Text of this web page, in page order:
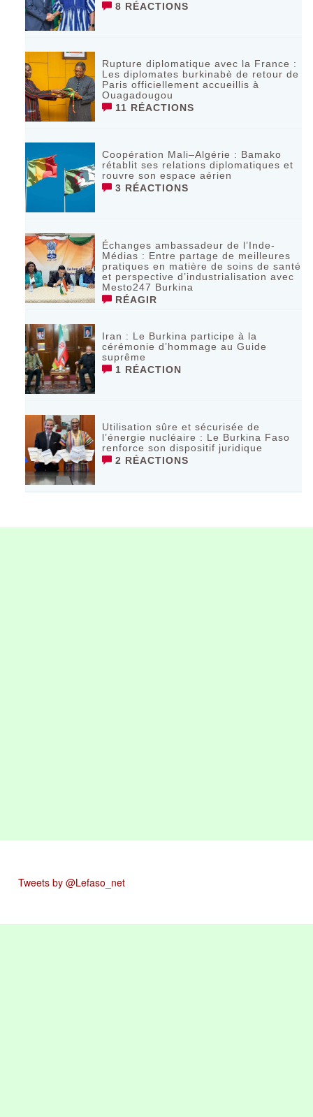
8 RÉACTIONS
Rupture diplomatique avec la France :
Les diplomates burkinabè de retour de
Paris officiellement accueillis à
Ouagadougou
11 RÉACTIONS
Coopération Mali–Algérie : Bamako
rétablit ses relations diplomatiques et
rouvre son espace aérien
3 RÉACTIONS
Échanges ambassadeur de l’Inde-
Médias : Entre partage de meilleures
pratiques en matière de soins de santé
et perspective d’industrialisation avec
Mesto247 Burkina
RÉAGIR
Iran : Le Burkina participe à la
cérémonie d’hommage au Guide
suprême
1 RÉACTION
Utilisation sûre et sécurisée de
l’énergie nucléaire : Le Burkina Faso
renforce son dispositif juridique
2 RÉACTIONS
Tweets by @Lefaso_net